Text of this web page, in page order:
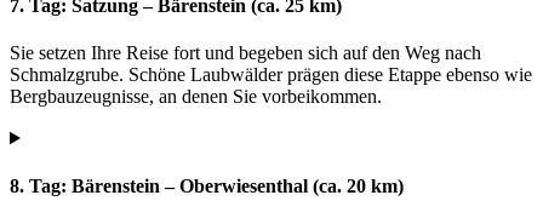
7. Tag: Satzung – Bärenstein (ca. 25 km)
Sie setzen Ihre Reise fort und begeben sich auf den Weg nach
Schmalzgrube. Schöne Laubwälder prägen diese Etappe ebenso wie
Bergbauzeugnisse, an denen Sie vorbeikommen.
8. Tag: Bärenstein – Oberwiesenthal (ca. 20 km)